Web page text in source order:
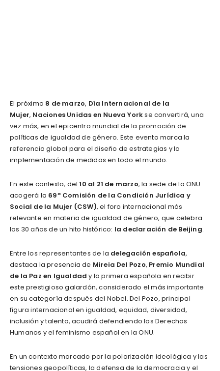
El próximo 8 de marzo, Día Internacional de la
Mujer, Naciones Unidas en Nueva Yorkse convertirá, una
vez más, en el epicentro mundial de la promoción de
políticas de igualdad de género. Este evento marca la
referencia global para el diseño de estrategias y la
implementación de medidas en todo el mundo.
En este contexto, del10 al 21 de marzo, la sede de la ONU
acogerá la 69ª Comisión de la Condición Jurídica y
Social de la Mujer (CSW), el foro internacional más
relevante en materia de igualdad de género, que celebra
los 30 años de un hito histórico: la declaración de Beijing.
Entre los representantes de la delegación española,
destaca la presencia de Mireia Del Pozo, Premio Mundial
de la Paz en Igualdad y la primera española en recibir
este prestigioso galardón, considerado el más importante
en su categoría después del Nobel. Del Pozo, principal
figura internacional en igualdad, equidad, diversidad,
inclusión y talento, acudirá defendiendo los Derechos
Humanos y el feminismo español en la ONU.
En un contexto marcado por la polarización ideológica y las
tensiones geopolíticas, la defensa de la democracia y el